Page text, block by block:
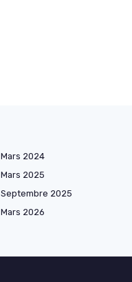
Mars 2024
Mars 2025
Septembre 2025
Mars 2026